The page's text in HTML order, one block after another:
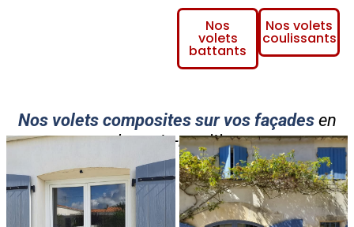
Nos
volets
battants
Nos volets
coulissants
Nos volets composites sur vos façadesen
charente-maritime